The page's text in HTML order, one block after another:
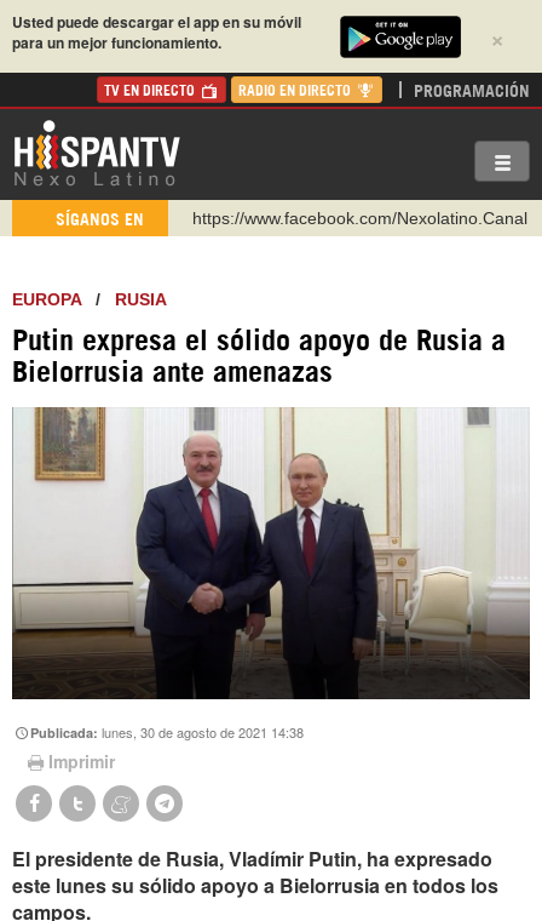
×
Usted puede descargar el app en su móvil
para un mejor funcionamiento.
TV EN DIRECTO RADIO EN DIRECTO PROGRAMACIÓN
SÍGANOS EN
https://www.facebook.com/Nexolatino.Canal
https://www.youtube.com/@nexo_latino
https://urmedium.com/c/hispantv
WhatsApp y Viber: +98 921 79 29 404
EUROPA/ RUSIA
Putin expresa el sólido apoyo de Rusia a
Bielorrusia ante amenazas
Publicada:lunes, 30 de agosto de 2021 14:38
Imprimir
El presidente de Rusia, Vladímir Putin, ha expresado
este lunes su sólido apoyo a Bielorrusia en todos los
campos.